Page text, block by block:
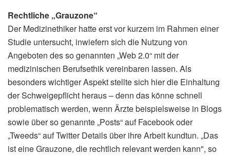
Rechtliche „Grauzone“
Der Medizinethiker hatte erst vor kurzem im Rahmen einer
Studie untersucht, inwiefern sich die Nutzung von
Angeboten des so genannten „Web 2.0“ mit der
medizinischen Berufsethik vereinbaren lassen. Als
besonders wichtiger Aspekt stellte sich hier die Einhaltung
der Schweigepflicht heraus – denn das könne schnell
problematisch werden, wenn Ärzte beispielsweise in Blogs
sowie über so genannte „Posts“ auf Facebook oder
„Tweeds“ auf Twitter Details über ihre Arbeit kundtun. „Das
ist eine Grauzone, die rechtlich relevant werden kann", so